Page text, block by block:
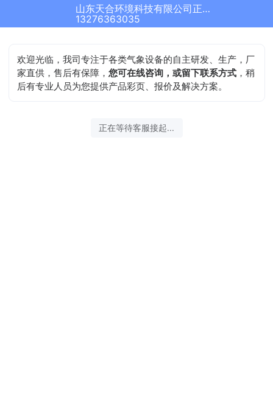
山东天合环境科技有限公司正在为您服务
13276363035
欢迎光临，我司专注于各类气象设备的自主研发、生产，厂
家直供，售后有保障，您可在线咨询，或留下联系方式 ，稍
后有专业人员为您提供产品彩页、报价及解决方案。
正在等待客服接起...